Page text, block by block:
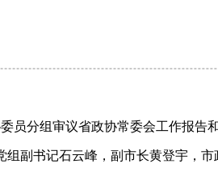
员分组审议省政协常委会工作报告
副书记石云峰，副市长黄登宇，